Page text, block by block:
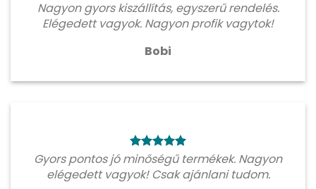
Nagyon gyors kiszállítás, egyszerű rendelés.
Elégedett vagyok. Nagyon profik vagytok!
Bobi
Gyors pontos jó minőségű termékek. Nagyon
elégedett vagyok! Csak ajánlani tudom.